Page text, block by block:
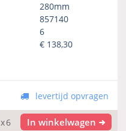
280mm
857140
6
€ 138,30
levertijd opvragen
x6 In winkelwagen